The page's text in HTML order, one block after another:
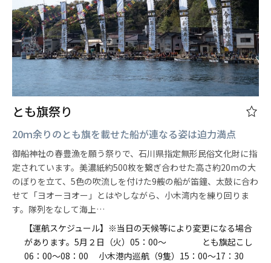
とも旗祭り
20ｍ余りのとも旗を載せた船が連なる姿は迫力満点
御船神社の春豊漁を願う祭りで、石川県指定無形民俗文化財に指
定されています。美濃紙約500枚を繋ぎ合わせた高さ約20mの大
のぼりを立て、5色の吹流しを付けた9艘の船が笛鐘、太鼓に合わ
せて「ヨオーヨオー」とはやしながら、小木湾内を練り回りま
す。隊列をなして海上…
【運航スケジュール】※当日の天候等により変更になる場合
があります。5月２日（火）05：00～ とも旗起こし
06：00～08：00 小木港内巡航（9隻）15：00～17：30